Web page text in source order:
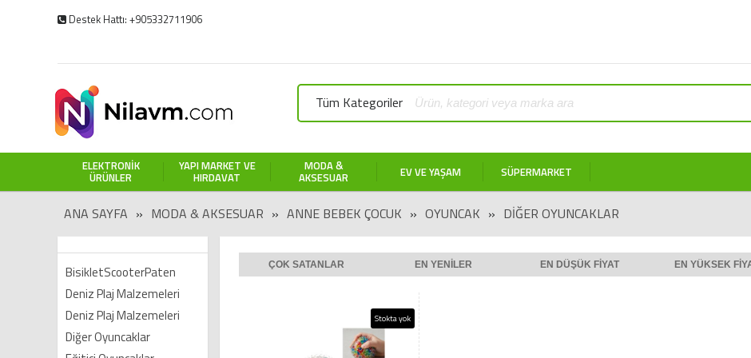
Destek Hattı: +905332711906
Tüm Kategoriler
ELEKTRONIK
ÜRÜNLER
YAPI MARKET VE
HIRDAVAT
MODA &
AKSESUAR EV VE YAŞAM SÜPERMARKET
ANA SAYFA » MODA & AKSESUAR » ANNE BEBEK ÇOCUK » OYUNCAK » DIĞER OYUNCAKLAR
BisikletScooterPaten
Deniz Plaj Malzemeleri
Deniz Plaj Malzemeleri
Diğer Oyuncaklar
ÇOK SATANLAR EN YENILER EN DÜŞÜK FIYAT EN YÜKSEK
Stokta yok